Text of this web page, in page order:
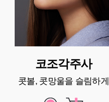
코조각주사
콧볼, 콧망울을 슬림하게